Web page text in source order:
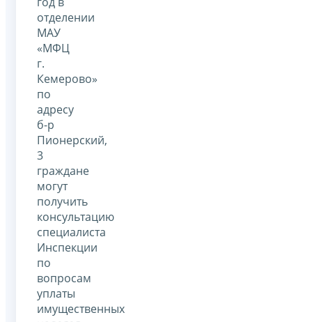
отделении
МАУ
«МФЦ
г.
Кемерово»
по
адресу
б-р
Пионерский,
3
граждане
могут
получить
консультацию
специалиста
Инспекции
по
вопросам
уплаты
имущественных